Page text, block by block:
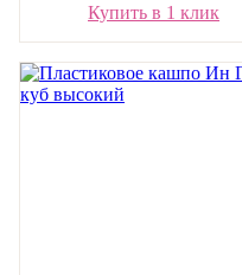
Купить в 1 клик